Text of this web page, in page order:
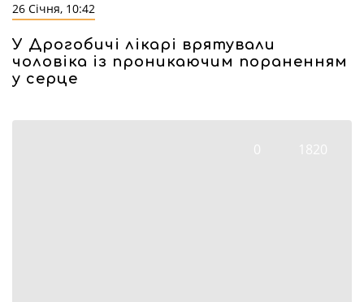
26 Січня, 10:42
У Дрогобичі лікарі врятували
чоловіка із проникаючим пораненням
у серце
0 1820